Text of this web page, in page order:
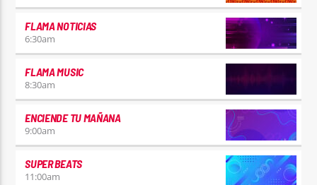
FLAMA NOTICIAS
6:30am
FLAMA MUSIC
8:30am
ENCIENDE TU MAÑANA
9:00am
SUPER BEATS
11:00am